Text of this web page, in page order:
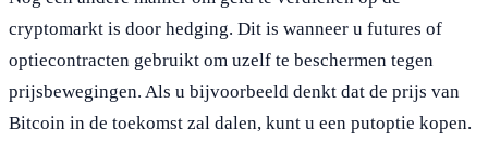
cryptomarkt is door hedging. Dit is wanneer u futures of
optiecontracten gebruikt om uzelf te beschermen tegen
prijsbewegingen. Als u bijvoorbeeld denkt dat de prijs van
Bitcoin in de toekomst zal dalen, kunt u een putoptie kopen.